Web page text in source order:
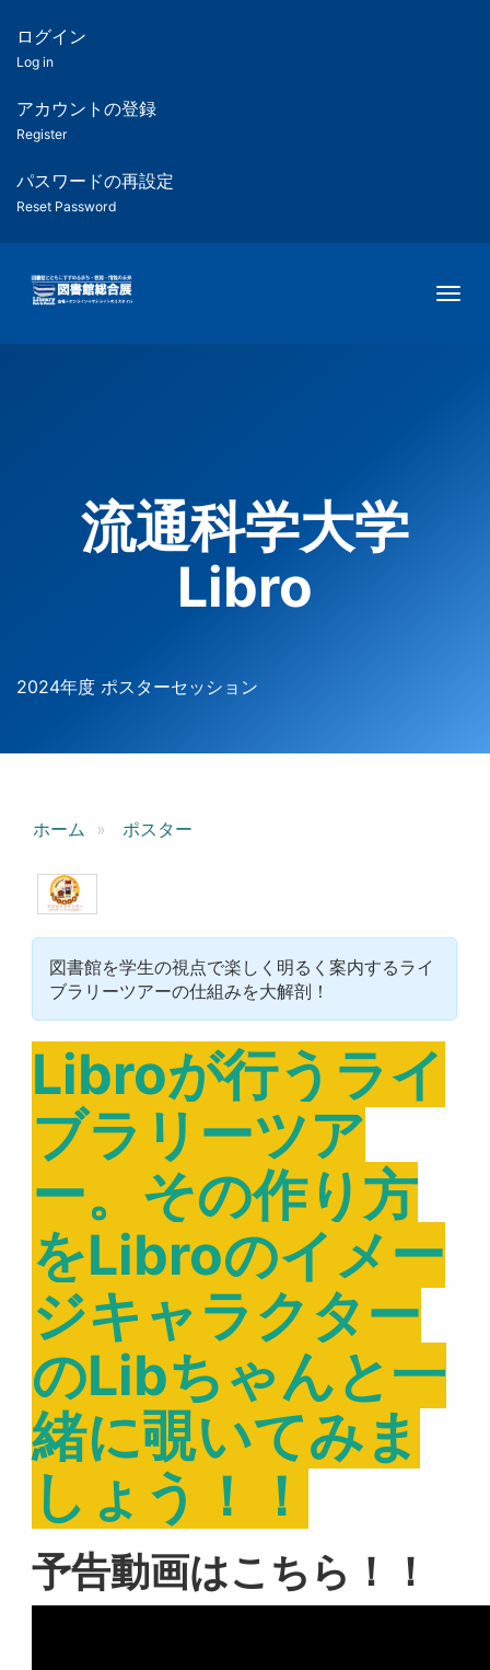
ツ
匿
名
ユ
ー
ー
用
メ
ログイン
Log in
アカウントの登録
Register
パスワードの再設定
Reset Password
流通科学大学
Libro
2024年度 ポスターセッション
ホーム ポスター
図書館を学生の視点で楽しく明るく案内するライ
ブラリーツアーの仕組みを大解剖！
Libroが行うライ
ブラリーツア
ー。その作り方
をLibroのイメー
ジキャラクター
のLibちゃんと一
緒に覗いてみま
しょう！！
予告動画はこちら！！